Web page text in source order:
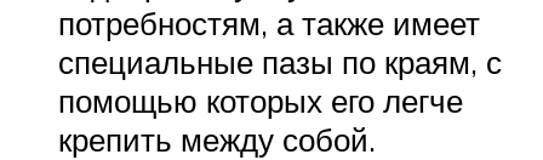
потребностям, а также имеет
специальные пазы по краям, с
помощью которых его легче
крепить между собой.